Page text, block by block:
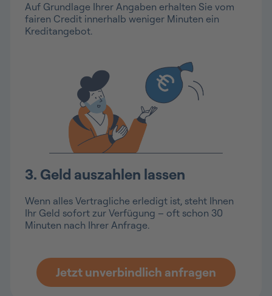
Auf Grundlage Ihrer Angaben erhalten Sie vom
fairen Credit innerhalb weniger Minuten ein
Kreditangebot.
3. Geld auszahlen lassen
Wenn alles Vertragliche erledigt ist, steht Ihnen
Ihr Geld sofort zur Verfügung – oft schon 30
Minuten nach Ihrer Anfrage.
Jetzt unverbindlich anfragen